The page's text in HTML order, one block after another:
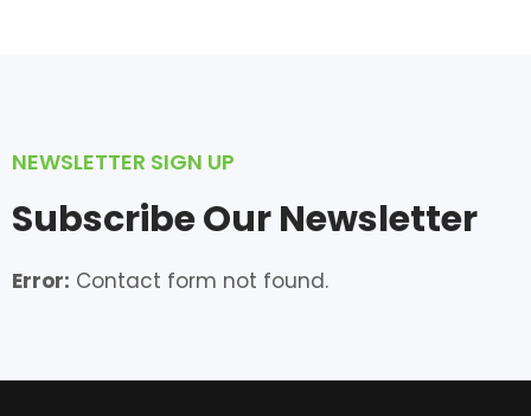
NEWSLETTER SIGN UP
Subscribe Our Newsletter
Error: Contact form not found.